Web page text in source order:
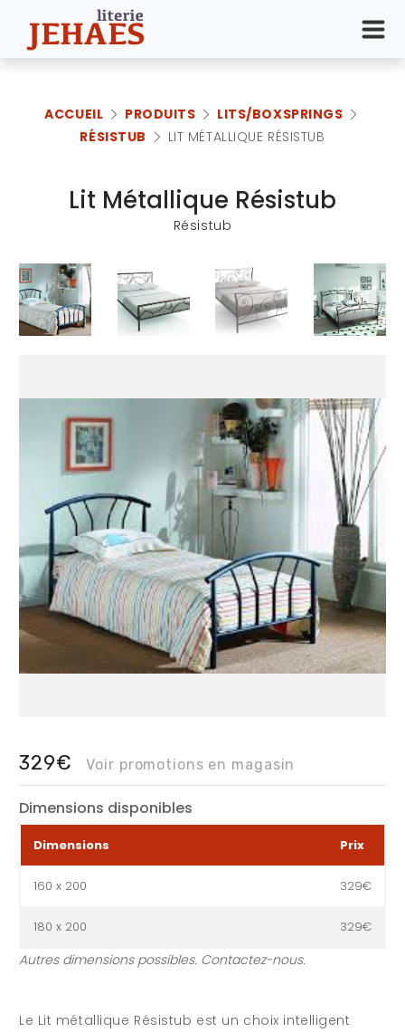
ACCUEIL PRODUITS
LITS/BOXSPRINGS
RÉSISTUB
LIT MÉTALLIQUE RÉSISTUB
Lit Métallique Résistub
Résistub
329€ Voir promotions en magasin
Dimensions disponibles
Dimensions Prix
160 x 200 329€
180 x 200 329€
Autres dimensions possibles. Contactez-nous.
Le Lit métallique Résistub est un choix intelligent